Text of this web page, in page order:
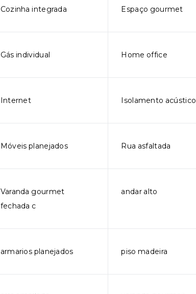
Cozinha integrada Espaço gourmet
Gás individual Home office
Internet Isolamento acústico
Móveis planejados Rua asfaltada
Varanda gourmet
fechada c
andar alto
armarios planejados piso madeira